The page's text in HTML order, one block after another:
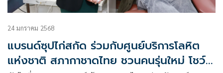
24 มกราคม 2568
แบรนด์ซุปไก่สกัด ร่วมกับศูนย์บริการโลหิต
แห่งชาติ สภากาชาดไทย ชวนคนรุ่นใหม่ โชว์